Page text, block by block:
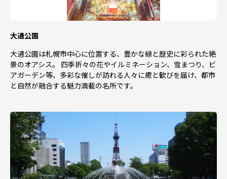
大通公園
大通公園は札幌市中心に位置する、豊かな緑と歴史に彩られた絶
景のオアシス。 四季折々の花やイルミネーション、雪まつり、ビ
アガーデン等、多彩な催しが訪れる人々に癒と歓びを届け、都市
と自然が融合する魅力満載の名所です。